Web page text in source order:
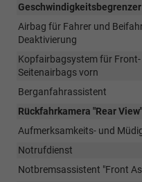
Geschwindigkeitsbegrenzer
Airbag für Fahrer und
Deaktivierung
Kopfairbagsystem für
Seitenairbags vorn
Berganfahrassistent
Rückfahrkamera "Rear View"
Aufmerksamkeits- und
Notrufdienst
Notbremsassistent "Front